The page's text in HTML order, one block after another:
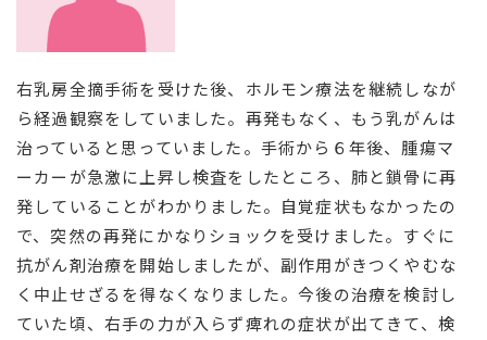
右乳房全摘手術を受けた後、ホルモン療法を継続しなが
ら経過観察をしていました。再発もなく、もう乳がんは
治っていると思っていました。手術から６年後、腫瘍マ
ーカーが急激に上昇し検査をしたところ、肺と鎖骨に再
発していることがわかりました。自覚症状もなかったの
で、突然の再発にかなりショックを受けました。すぐに
抗がん剤治療を開始しましたが、副作用がきつくやむな
く中止せざるを得なくなりました。今後の治療を検討し
ていた頃、右手の力が入らず痺れの症状が出てきて、検